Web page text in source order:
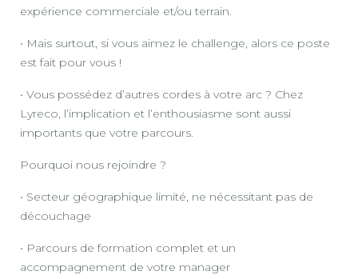
expérience commerciale et/ou terrain.
• Mais surtout, si vous aimez le challenge, alors ce poste
est fait pour vous !
• Vous possédez d’autres cordes à votre arc ? Chez
Lyreco, l’implication et l’enthousiasme sont aussi
importants que votre parcours.
Pourquoi nous rejoindre ?
• Secteur géographique limité, ne nécessitant pas de
découchage
• Parcours de formation complet et un
accompagnement de votre manager